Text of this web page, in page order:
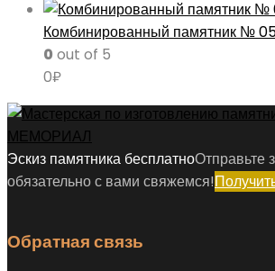
Комбинированный памятник №
0 out of 5
0₽
Эскиз памятника бесплатноОтправьте
обязательно с вами свяжемся!
Обратная связь